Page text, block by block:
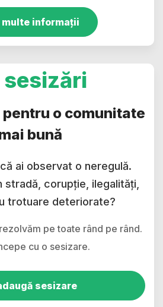
multe informații
sesizări
o comunitate
bună
ai observat o neregulă.
stradă, corupție, ilegalități,
trotuare deteriorate?
pe toate rând pe rând.
cu o sesizare.
sesizare